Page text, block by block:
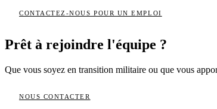
CONTACTEZ-NOUS POUR UN EMPLOI
Prêt à rejoindre l'équipe ?
Que vous soyez en transition militaire ou que vous
NOUS CONTACTER